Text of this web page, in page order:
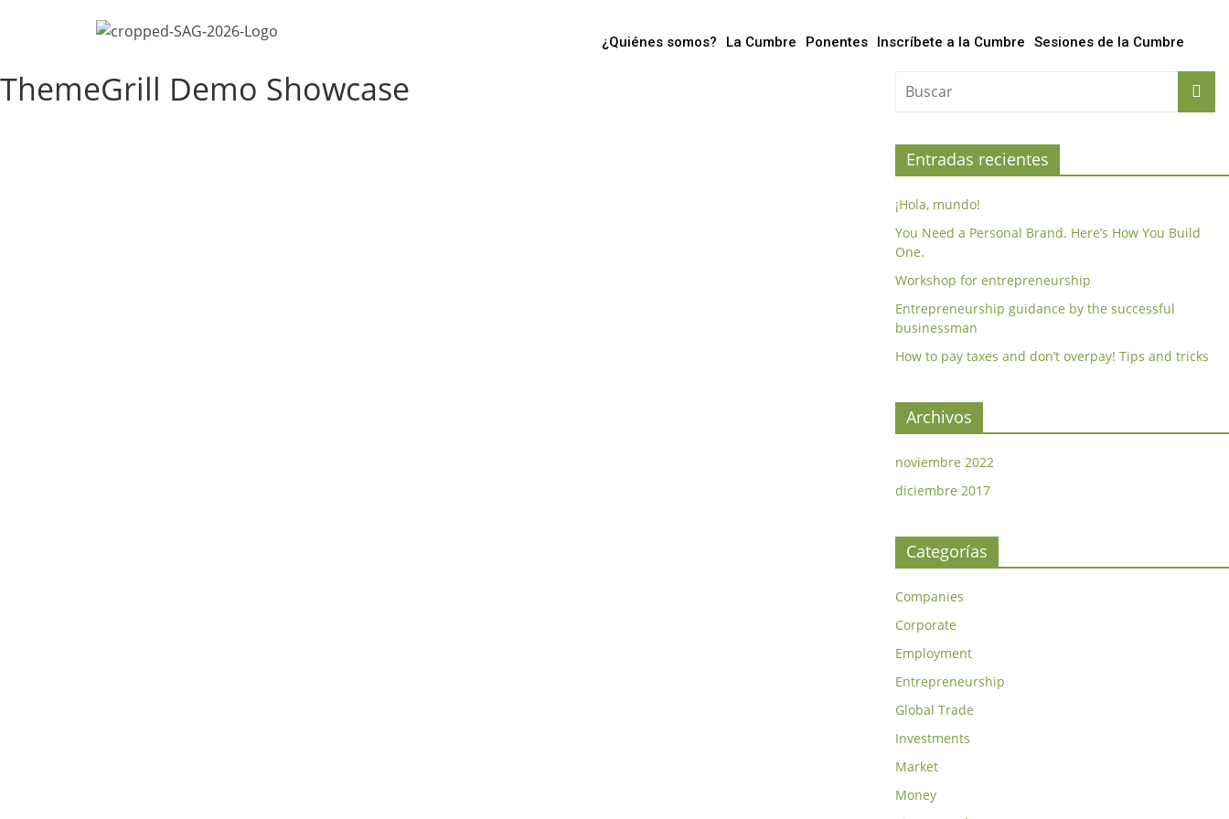
¿Quiénes somos? La Cumbre Ponentes Inscríbete a la Cumbre Sesiones de la Cumbre
ThemeGrill Demo Showcase
Entradas recientes
¡Hola, mundo!
You Need a Personal Brand. Here’s How You Build
One.
Workshop for entrepreneurship
Entrepreneurship guidance by the successful
businessman
How to pay taxes and don’t overpay! Tips and tricks
Archivos
noviembre 2022
diciembre 2017
Categorías
Companies
Corporate
Employment
Entrepreneurship
Global Trade
Investments
Market
Money